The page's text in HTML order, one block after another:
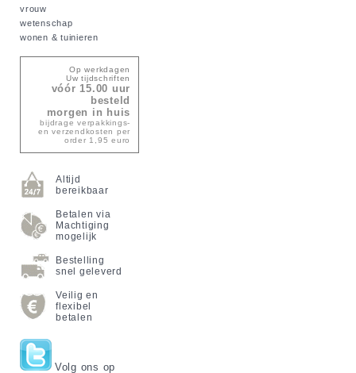
vrouw
wetenschap
wonen & tuinieren
Op werkdagen
Uw tijdschriften
vóór 15.00 uur
besteld
morgen in huis
bijdrage verpakkings-
en verzendkosten per
order 1,95 euro
Altijd
bereikbaar
Betalen via
Machtiging
mogelijk
Bestelling
snel geleverd
Veilig en
flexibel
betalen
Volg ons op